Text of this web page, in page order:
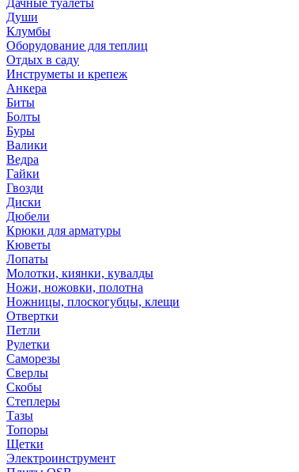
Дачные туалеты
Души
Клумбы
Оборудование для теплиц
Отдых в саду
Инструметы и крепеж
Анкера
Биты
Болты
Буры
Валики
Ведра
Гайки
Гвозди
Диски
Дюбели
Крюки для арматуры
Кюветы
Лопаты
Молотки, киянки, кувалды
Ножи, ножовки, полотна
Ножницы, плоскогубцы, клещи
Отвертки
Петли
Рулетки
Саморезы
Сверлы
Скобы
Степлеры
Тазы
Топоры
Щетки
Электроинструмент